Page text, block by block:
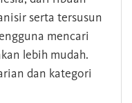
serta tersusun
mencari
lebih mudah.
dan kategori